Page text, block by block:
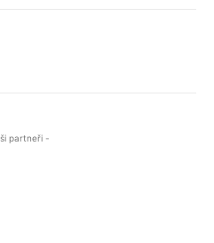
partneři -